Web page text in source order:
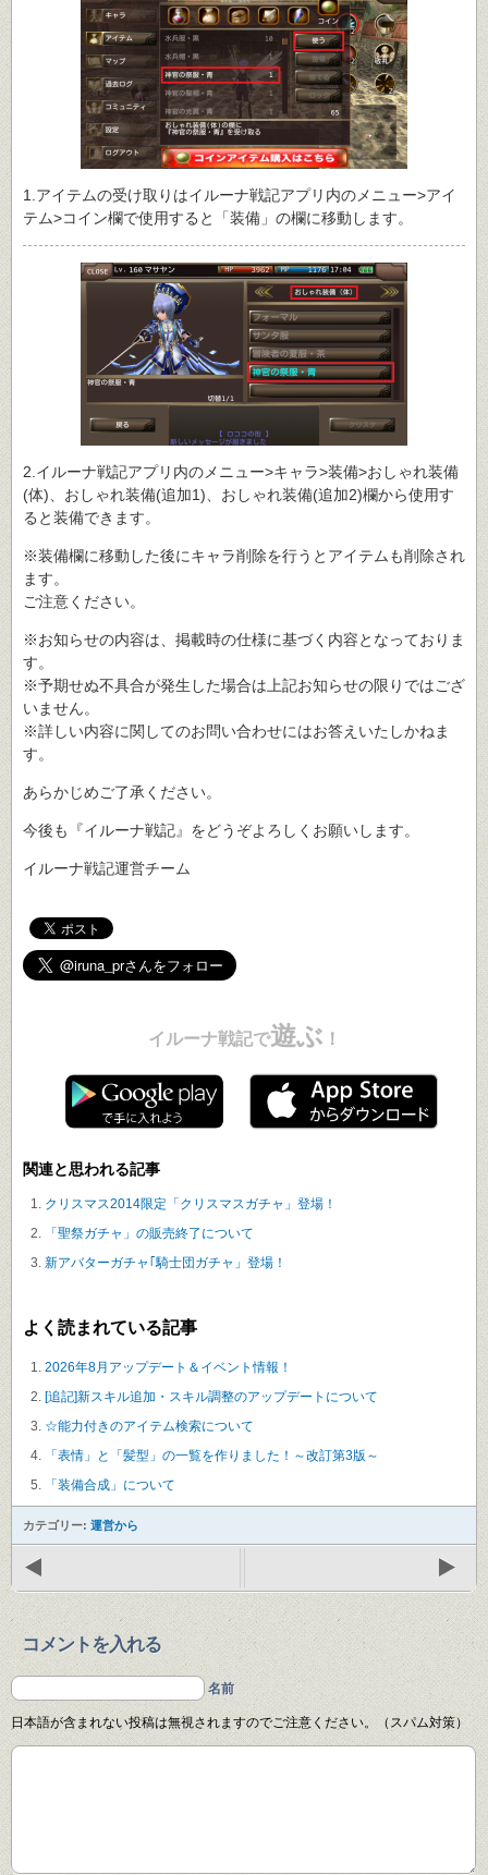
1.アイテムの受け取りはイルーナ戦記アプリ内のメニュー>アイ
テム>コイン欄で使用すると「装備」の欄に移動します。
2.イルーナ戦記アプリ内のメニュー>キャラ>装備>おしゃれ装備
(体)、おしゃれ装備(追加1)、おしゃれ装備(追加2)欄から使用す
ると装備できます。
※装備欄に移動した後にキャラ削除を行うとアイテムも削除され
ます。
ご注意ください。
※お知らせの内容は、掲載時の仕様に基づく内容となっておりま
す。
※予期せぬ不具合が発生した場合は上記お知らせの限りではござ
いません。
※詳しい内容に関してのお問い合わせにはお答えいたしかねま
す。
あらかじめご了承ください。
今後も『イルーナ戦記』をどうぞよろしくお願いします。
イルーナ戦記運営チーム
イルーナ戦記で遊ぶ ！
関連と思われる記事
クリスマス2014限定「クリスマスガチャ」登場！
「聖祭ガチャ」の販売終了について
新アバターガチャ｢騎士団ガチャ」登場！
よく読まれている記事
2026年8月アップデート＆イベント情報！
[追記]新スキル追加・スキル調整のアップデートについて
☆能力付きのアイテム検索について
「表情」と「髪型」の一覧を作りました！～改訂第3版～
「装備合成」について
カテゴリー: 運営から
コメントを入れる
名前
日本語が含まれない投稿は無視されますのでご注意ください。（スパム対策）